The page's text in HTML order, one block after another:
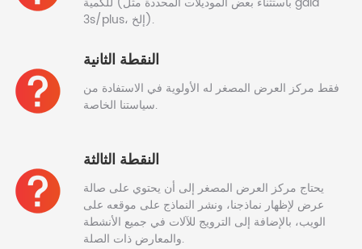
3s/plus، إلخ).
النقطة الثانية
فقط مركز العرض المصغر له الأولوية في الاستفادة من
سياستنا الخاصة.
النقطة الثالثة
يحتاج مركز العرض المصغر إلى أن يحتوي على صالة
عرض لإظهار نماذجنا، ونشر النماذج على موقعه على
الويب، بالإضافة إلى الترويج للآلات في جميع الأنشطة
والمعارض ذات الصلة.